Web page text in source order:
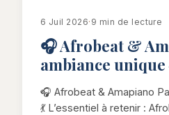
6 Juil 2026· 9 min de lecture
🎧 Afrobeat &
ambiance unique
🎧 Afrobeat & Amapiano
💃 L’essentiel à retenir :